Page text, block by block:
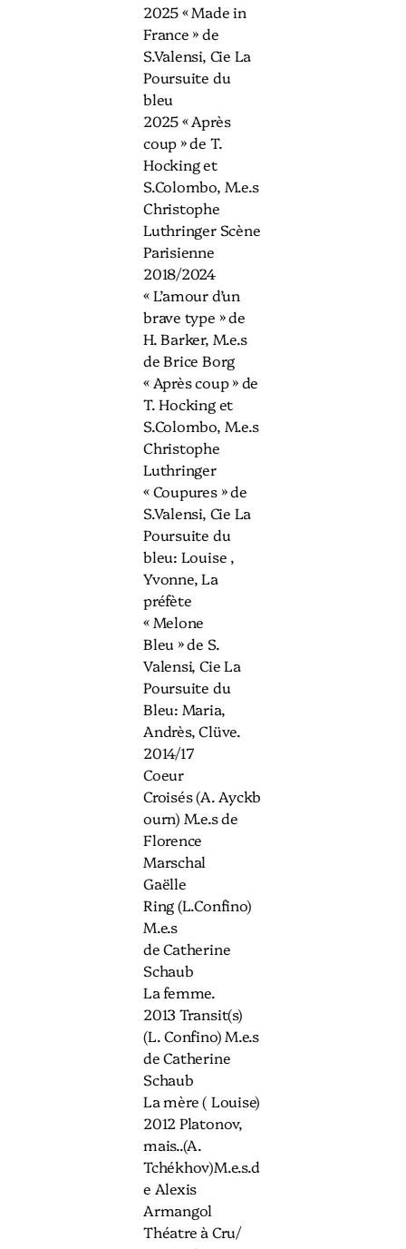
2025 « Made in
France » de
S.Valensi, Cie La
Poursuite du
bleu
2025 « Après
coup » de T.
Hocking et
S.Colombo, M.e.s
Christophe
Luthringer Scène
Parisienne
2018/2024
« L’amour d’un
brave type » de
H. Barker, M.e.s
de Brice Borg
« Après coup » de
T. Hocking et
S.Colombo, M.e.s
Christophe
Luthringer
« Coupures » de
S.Valensi, Cie La
Poursuite du
bleu: Louise ,
Yvonne, La
préfète
« Melone
Bleu » de S.
Valensi, Cie La
Poursuite du
Bleu: Maria,
Andrès, Clüve.
2014/17
Coeur
Croisés (A. Ayckb
ourn) M.e.s de
Florence
Marschal
Gaëlle
Ring (L.Confino)
M.e.s
de Catherine
Schaub
La femme.
2013 Transit(s)
(L. Confino) M.e.s
de Catherine
Schaub
La mère ( Louise)
2012 Platonov,
mais..(A.
Tchékhov)M.e.s.d
e Alexis
Armangol
Théatre à Cru/